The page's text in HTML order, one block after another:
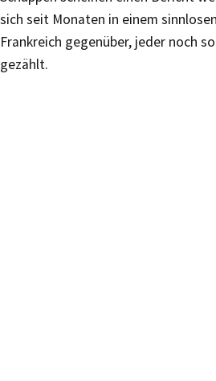
sich seit Monaten in einem
Frankreich gegenüber, jeder noch
gezählt.